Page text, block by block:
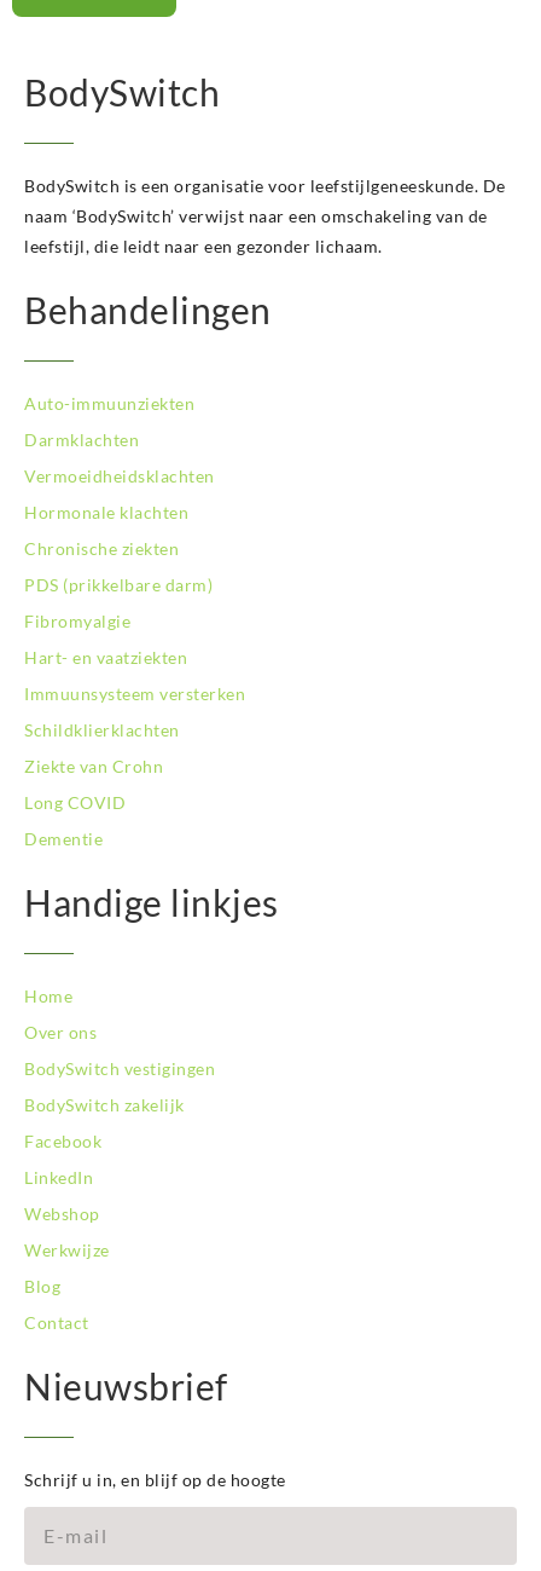
BodySwitch
BodySwitch is een organisatie voor leefstijlgeneeskunde. De
naam ‘BodySwitch’ verwijst naar een omschakeling van de
leefstijl, die leidt naar een gezonder lichaam.
Behandelingen
Auto-immuunziekten
Darmklachten
Vermoeidheidsklachten
Hormonale klachten
Chronische ziekten
PDS (prikkelbare darm)
Fibromyalgie
Hart- en vaatziekten
Immuunsysteem versterken
Schildklierklachten
Ziekte van Crohn
Long COVID
Dementie
Handige linkjes
Home
Over ons
BodySwitch vestigingen
BodySwitch zakelijk
Facebook
LinkedIn
Webshop
Werkwijze
Blog
Contact
Nieuwsbrief
Schrijf u in, en blijf op de hoogte